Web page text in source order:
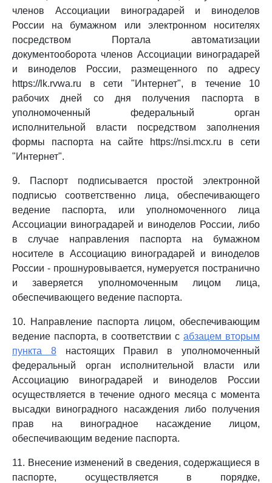
членов Ассоциации виноградарей и виноделов
России на бумажном или электронном носителях
посредством Портала автоматизации
документооборота членов Ассоциации виноградарей
и виноделов России, размещенного по адресу
https://lk.rvwa.ru в сети "Интернет", в течение 10
рабочих дней со дня получения паспорта в
уполномоченный федеральный орган
исполнительной власти посредством заполнения
формы паспорта на сайте https://nsi.mcx.ru в сети
"Интернет".
9. Паспорт подписывается простой электронной
подписью соответственно лица, обеспечивающего
ведение паспорта, или уполномоченного лица
Ассоциации виноградарей и виноделов России, либо
в случае направления паспорта на бумажном
носителе в Ассоциацию виноградарей и виноделов
России - прошнуровывается, нумеруется постранично
и заверяется уполномоченным лицом лица,
обеспечивающего ведение паспорта.
10. Направление паспорта лицом, обеспечивающим
ведение паспорта, в соответствии с абзацем вторым
пункта 8настоящих Правил в уполномоченный
федеральный орган исполнительной власти или
Ассоциацию виноградарей и виноделов России
осуществляется в течение одного месяца с момента
высадки виноградного насаждения либо получения
прав на виноградное насаждение лицом,
обеспечивающим ведение паспорта.
11. Внесение изменений в сведения, содержащиеся в
паспорте, осуществляется в порядке,